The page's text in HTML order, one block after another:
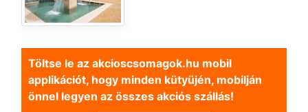
Töltse le az akcioscsomagok.hu mobil
applikációt, hogy minden kütyüjén, mobilján
önnel legyen az összes akciós szállás!